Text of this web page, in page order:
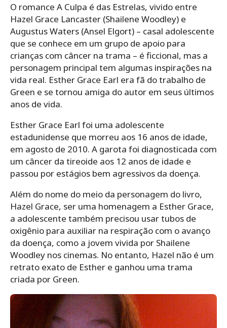
O romance A Culpa é das Estrelas, vivido entre
Hazel Grace Lancaster (Shailene Woodley) e
Augustus Waters (Ansel Elgort) – casal adolescente
que se conhece em um grupo de apoio para
crianças com câncer na trama – é ficcional, mas a
personagem principal tem algumas inspirações na
vida real. Esther Grace Earl era fã do trabalho de
Green e se tornou amiga do autor em seus últimos
anos de vida.
Esther Grace Earl foi uma adolescente
estadunidense que morreu aos 16 anos de idade,
em agosto de 2010. A garota foi diagnosticada com
um câncer da tireoide aos 12 anos de idade e
passou por estágios bem agressivos da doença.
Além do nome do meio da personagem do livro,
Hazel Grace, ser uma homenagem a Esther Grace,
a adolescente também precisou usar tubos de
oxigênio para auxiliar na respiração com o avanço
da doença, como a jovem vivida por Shailene
Woodley nos cinemas. No entanto, Hazel não é um
retrato exato de Esther e ganhou uma trama
criada por Green.